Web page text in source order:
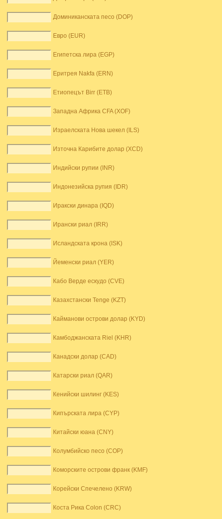
Доминиканската песо (DOP)
Евро (EUR)
Египетска лира (EGP)
Еритрея Nakfa (ERN)
Етиопецът Birr (ETB)
Западна Африка CFA (XOF)
Израелската Нова шекел (ILS)
Източна Карибите долар (XCD)
Индийски рупии (INR)
Индонезийска рупия (IDR)
Иракски динара (IQD)
Ирански риал (IRR)
Исландската крона (ISK)
Йеменски риал (YER)
Кабо Верде ескудо (CVE)
Казахстански Tenge (KZT)
Кайманови острови долар (KYD)
Камбоджанската Riel (KHR)
Канадски долар (CAD)
Катарски риал (QAR)
Кенийски шилинг (KES)
Кипърската лира (CYP)
Китайски юана (CNY)
Колумбийско песо (COP)
Коморските острови франк (KMF)
Корейски Спечелено (KRW)
Коста Рика Colon (CRC)